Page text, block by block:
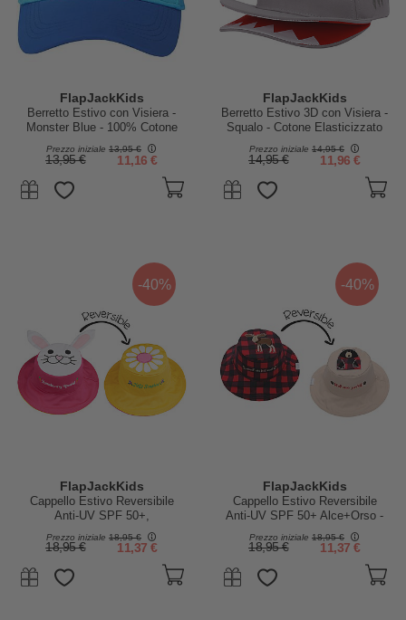
FlapJackKids
Berretto Estivo con Visiera -
Monster Blue - 100% Cotone
Prezzo iniziale 13,95 €
13,95 € 11,16 €
FlapJackKids
Berretto Estivo 3D con Visiera -
Squalo - Cotone Elasticizzato
Prezzo iniziale 14,95 €
14,95 € 11,96 €
-40%
FlapJackKids
Cappello Estivo Reversibile
Anti-UV SPF 50+,
Coniglietto+Margherita - 100%
cotone
Prezzo iniziale 18,95 €
18,95 € 11,37 €
-40%
FlapJackKids
Cappello Estivo Reversibile
Anti-UV SPF 50+ Alce+Orso -
Prezzo iniziale 18,95 €
18,95 € 11,37 €